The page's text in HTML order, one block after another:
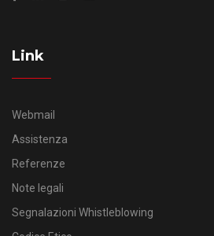
Link
Webmail
Assistenza
Referenze
Note legali
Segnalazioni Whistleblowing